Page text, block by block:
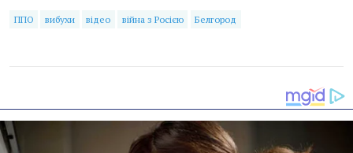
ППО вибухи відео війна з Росією Белгород